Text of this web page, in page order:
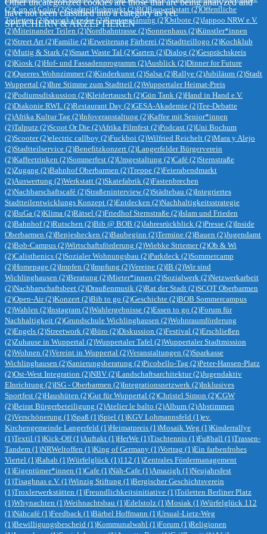
(2)Cup of Color(2)Stadtteilflohmarkt (2)BOBauwerkstatt (2)Öffentliche
Toiletten(2)Saisonkalender(2)Routenplanung (2)Ostbote (2)Jappoo NRW e.V.
(2)Miteinander Teilen (2)Nordbahntrasse (2)Sonnenhaus (2)Künstler*innen
(2)Street Art (2)Familie (2)Erweiterung Färberei (2)Stadtteillogo (2)Kochklub
(2)Mutig & Stark (2)Smart Waste Tal (2)Garten (2)Dialog (2)Gesprächskreis
(2)Kiosk (2)Hof- und Fassadenprogramm (2)Ausblick (2)Dinner for Future
(2)Queeres Wohnzimmer(2)Kinderkunst (2)Salsa (2)Rallye (2)Jubiläum (2)Stadt
Wuppertal (2)Ihre Stimme zum Stadtteil (2)Wuppertaler Heimat-Preis
(2)Podiumsdiskussion (2)Kleidertausch (2)Gün Tank (2)Hand in Hand e.V.
(2)Diakonie RWL (2)Restaurant Day (2)GESA-Akademie (2)Tee-Debatte
(2)Afrika Kultur Tag (2)Infoveranstaltung (2)Kaffee mit Senior*innen
(2)Talputz (2)Scoot Or Die (2)Afrika Filmfest (2)Podcast (2)Uni Bochum
(2)Scooter(2)electric callboy (2)Fuckboi (2)Wilfried Reichelt (2)Mara y Alejo
(2)Stadtteilservice (2)Benefitzkonzert (2)Langerfelder Bürgerverein
(2)Kaffeetrinken (2)Sommerfest (2)Umgestaltung (2)Café (2)Sternstraße
(2)Zugang (2)Bahnhof Oberbarmen (2)Treppe (2)Feierabendmarkt
(2)Auswertung (2)Werkstatt (2)Skatefabrik (2)Fastenbrechen
(2)Nachbarschaftscafé (2)Straßeninterview (2)Städtebau (2)Integriertes
Stadtteilentwicklungs Konzept (2)Entdecken (2)Nachhaltigkeitsstrategie
(2)BuGa (2)Klima (2)Rätsel (2)Friedhof Sternstraße (2)Islam und Frieden
(2)Bahnhof(2)Rutschen (2)Bib @ BOB (2)Jahresrückblick (2)Presse (2)Inside
Oberbarmen (2)Benjeshecken (2)Baubeginn (2)Termine (2)Bauen (2)Jugendamt
(2)Bob-Campus (2)Wirtschaftsförderung (2)Wiebke Striemer(2)Ob & Wi
(2)Calisthenics (2)Sozialer Wohnungsbau (2)Parkdeck (2)Sommercamp
(2)Homepage (2)Impfen (2)Impfung (2)Vereine (2)IB (2)Wir sind
Wichlinghausen (2)Beratung (2)Mieter*innen (2)Sozialwerk (2)Netzwerkarbeit
(2)Nachbarschaftsbeet (2)Draußenmusik (2)Rat der Stadt (2)SCOT Oberbarmen
(2)Open-Air(2)Konzert (2)Bib to go (2)Geschichte (2)BOB Sommercampus
(2)Wahlen (2)Instagram (2)Wahlergebnisse (2)Essen to go (2)Forum für
Nachhaltigkeit (2)Grundschule Wichlinghausen (2)Wohnraumförderung
(2)Engels (2)Streetwork (2)Büro (2)Diskussion (2)Festival (2)Erschließen
(2)Zuhause in Wuppertal (2)Wuppertaler Tafel (2)Wuppertaler Stadtmission
(2)Wohnen (2)Vereint in Wuppertal (2)Veranstaltungen (2)Sparkasse
Wichlinghausen (2)Sanierungsberatung (2)Picobello-Tag (2)Peter-Hansen-Platz
(2)Ost-West Integration (2)NBV (2)Landschaftsarchitektur(2)Jugendaktiv
EInrichtung (2)ISG - Oberbarmen (2)Integrationsnetzwerk (2)Inklusives
Sportfest (2)Haushüten (2)Gut für Wuppertal (2)Christel Simon (2)CGW
(2)Beirat Bürgerbeteiligung (2)Atelier le balto (2)Album (2)Abstimmen
(2)Verschönerung (1)Spaß (1)Spiel (1)KGV Lohmannsfeld (1)ev.
Kirchengemeinde Langerfeld (1)Heimatpreis (1)Mosaik Weg (1)Kinderrallye
(1)Textil (1)Kick-Off(1)Auftakt (1)HerWe (1)Tischtennis (1)Fußball (1)Trassen-
Tandem (1)NRWeltoffen (1)King of Germany (1)Vortrag (1)Ein farbenfrohes
Viertel (1)Rahab (1)Würfelglück (1)112 (1)Zentrales Fördermanagement
(1)Eigentümer*innen (1)Cafe (1)Näh-Cafe (1)Amazigh (1)Neujahrsfest
(1)Tisaghnas e.V. (1)Winzig Stiftung (1)Bergischer Geschichtsverein
(1)Troxlerwerkstätten (1)Freundlichkeitsinitiative (1)Toiletten Berliner Platz
(1)Whynachten (1)Weihnachtsbau (1)Edelstolz (1)Mosiak (1)Würfelglück 112
(1)Nähcafé (1)Feedback (1)Bärbel Hoffmann (1)Ursual-Lietz-Weg
(1)Bewilligungsbescheid (1)Kommunalwahl (1)Forum (1)Religionen
Other uncategorized cookies are those that are being analyzed and
have not been classified into a category as yet.
SPEICHERN & AKZEPTIEREN